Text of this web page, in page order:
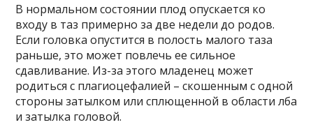
В нормальном состоянии плод опускается ко
входу в таз примерно за две недели до родов.
Если головка опустится в полость малого таза
раньше, это может повлечь ее сильное
сдавливание. Из-за этого младенец может
родиться с плагиоцефалией – скошенным с одной
стороны затылком или сплющенной в области лба
и затылка головой.